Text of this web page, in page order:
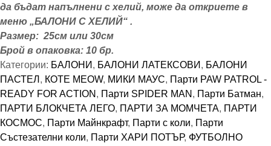
да бъдат напълнени с хелий, може да откриете в
меню „БАЛОНИ С ХЕЛИЙ“ .
Размер: 25см или 30см
Брой в опаковка: 10 бр.
Категории: БАЛОНИ , БАЛОНИ ЛАТЕКСОВИ , БАЛОНИ
ПАСТЕЛ , КОТЕ MEOW, МИКИ МАУС, Парти PAW PATROL -
READY FOR ACTION , Парти SPIDER MAN , Парти Батман,
ПАРТИ БЛОКЧЕТА ЛЕГО, ПАРТИ ЗА МОМЧЕТА, ПАРТИ
КОСМОС, Парти Майнкрафт, Парти с коли, Парти
Състезателни коли, Парти ХАРИ ПОТЪР, ФУТБОЛНО